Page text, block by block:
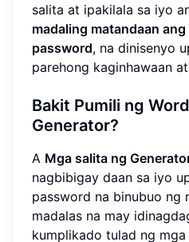
salita at ipakilala sa iyo
madaling matandaan
password, na dinisenyo
parehong kaginhawaan
Bakit Pumili ng
Generator?
A Mga salita ng
nagbibigay daan sa iyo
password na binubuo ng
madalas na may
kumplikado tulad ng